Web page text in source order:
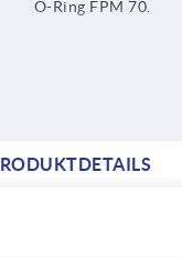
O-Ring FPM 70.